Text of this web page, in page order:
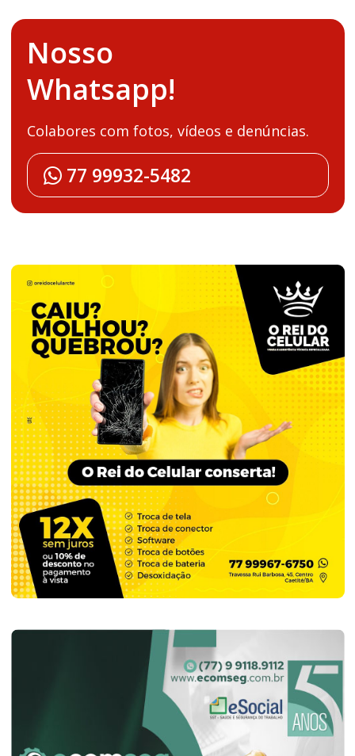
Nosso
Whatsapp!
Colabores com fotos, vídeos e denúncias.
77 99932-5482